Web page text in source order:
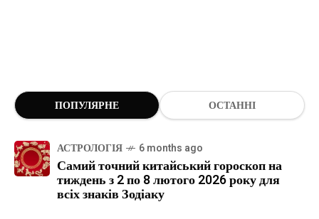
ПОПУЛЯРНЕ ОСТАННІ
АСТРОЛОГІЯ 6 months ago
Самий точний китайський гороскоп на
тиждень з 2 по 8 лютого 2026 року для
всіх знаків Зодіаку